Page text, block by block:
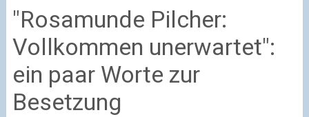
"Rosamunde Pilcher:
Vollkommen unerwartet":
ein paar Worte zur
Besetzung